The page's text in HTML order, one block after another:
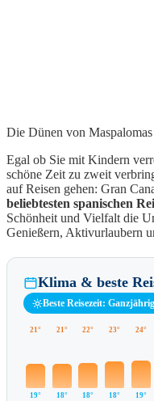
Die Dünen von Maspalomas
Egal ob Sie mit Kindern
schöne Zeit zu zweit
auf Reisen gehen: Gran
beliebtesten spanischen
Schönheit und Vielfalt die
Genießern, Aktivurlaubern
Klima & beste
Beste Reisezeit:
21°
19°
21°
18°
22°
18°
23°
18°
24°
19°